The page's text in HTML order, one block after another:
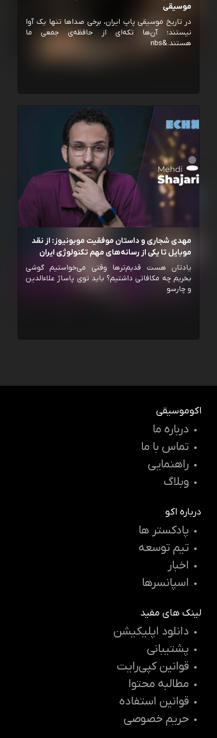
موسیقی
در تاریخ موسیقی پاپ ایران، برخی صداها تنها یک آوا
نیستند؛ آن‌ها تکه‌ای از حافظه‌ی جمعی ما
هستند.&nbs
مهدی شجاری و داستان موفقیت موبونیوز: از نقد
موبایل تا یکی از رسانه‌‌های مهم تکنولوژی ایران
یادتان هست قدیم‌ترها وقتی می‌خواستیم گوشی
بخریم چه مکافاتی داشتیم؟ باید توی پاساژ علاءالدین
و چارسو
اکوموسیقی
درباره ما
تماس با ما
راهنمایی
وبلاگ
درباره اکو
پادکستر ها
تیم توسعه
اخبار
اسپانسرها
لینک های مفید
دانلود اپلیکیشن
پشتیبانی
قوانین کپی‌رایت
مطالبه محتوا
قوانین استفاده
حریم خصوصی